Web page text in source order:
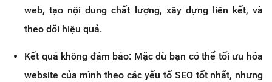
web, tạo nội dung chất lượng, xây dựng liên kết, và
theo dõi hiệu quả.
Kết quả không đảm bảo: Mặc dù bạn có thể tối ưu hóa
website của mình theo các yếu tố SEO tốt nhất, nhưng